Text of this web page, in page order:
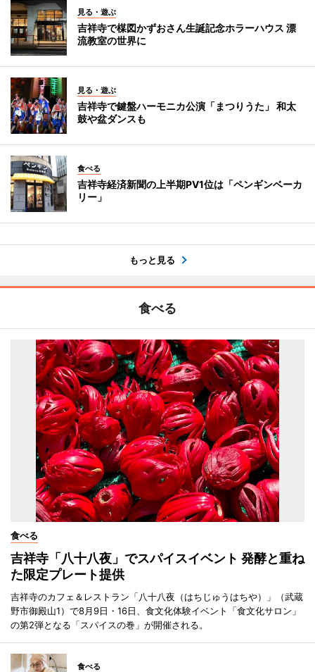
見る・遊ぶ
吉祥寺で楳図かずおさん生誕記念ホラーハウス 漂
流教室の世界に
見る・遊ぶ
吉祥寺で鍵盤ハーモニカ公演「まつりうた」 和太
鼓や盆ダンスも
食べる
吉祥寺経済新聞の上半期PV1位は「ペンギンベーカ
リー」
もっと見る
食べる
食べる
吉祥寺「八十八夜」でスパイスイベント 発酵と重ね
た限定プレート提供
吉祥寺のカフェ＆レストラン「八十八夜（はちじゅうはちや）」（武蔵
野市御殿山1）で8月9日・16日、食文化体験イベント「食文化サロン」
の第2弾となる「スパイスの巻」が開催される。
食べる